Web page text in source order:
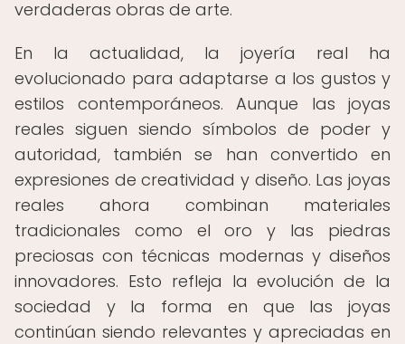
verdaderas obras de arte.
En la actualidad, la joyería real ha
evolucionado para adaptarse a los gustos y
estilos contemporáneos. Aunque las joyas
reales siguen siendo símbolos de poder y
autoridad, también se han convertido en
expresiones de creatividad y diseño. Las joyas
reales ahora combinan materiales
tradicionales como el oro y las piedras
preciosas con técnicas modernas y diseños
innovadores. Esto refleja la evolución de la
sociedad y la forma en que las joyas
continúan siendo relevantes y apreciadas en